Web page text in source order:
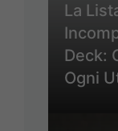
La
Deck:
Ogni